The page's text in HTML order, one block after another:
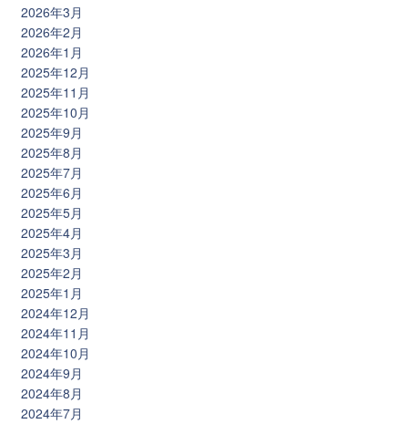
2026年3月
2026年2月
2026年1月
2025年12月
2025年11月
2025年10月
2025年9月
2025年8月
2025年7月
2025年6月
2025年5月
2025年4月
2025年3月
2025年2月
2025年1月
2024年12月
2024年11月
2024年10月
2024年9月
2024年8月
2024年7月